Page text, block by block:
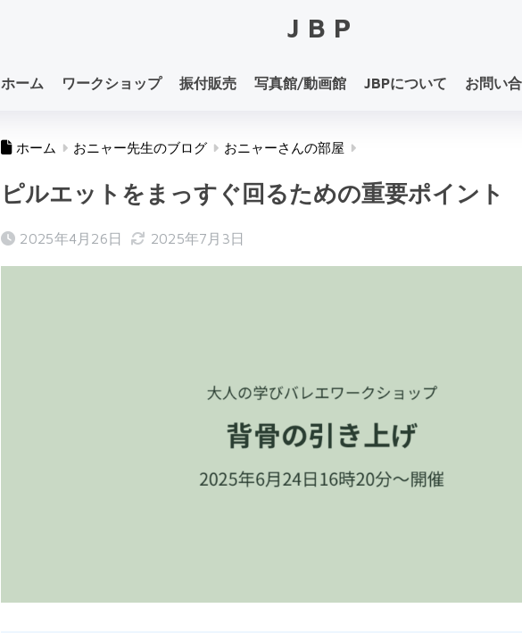
JBP
ホーム ワークショップ 振付販売 写真館/動画館 JBPについて お問い
ホーム おニャー先生のブログ おニャーさんの部屋
ピルエットをまっすぐ回るための重要ポイント
2025年4月26日 2025年7月3日